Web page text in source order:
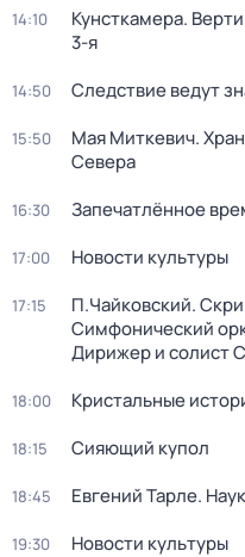
14:10 Кунсткамера.
3-я
14:50 Следствие ведут
15:50
Мая Миткевич.
Севера
16:30 Запечатлённое
17:00 Новости культуры
17:15
П.Чайковский.
Симфонический
Дирижер и солист
18:00 Кристальные
18:15 Сияющий купол
18:45 Евгений Тарле.
19:30 Новости культуры